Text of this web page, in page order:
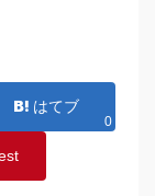
はてブ
0